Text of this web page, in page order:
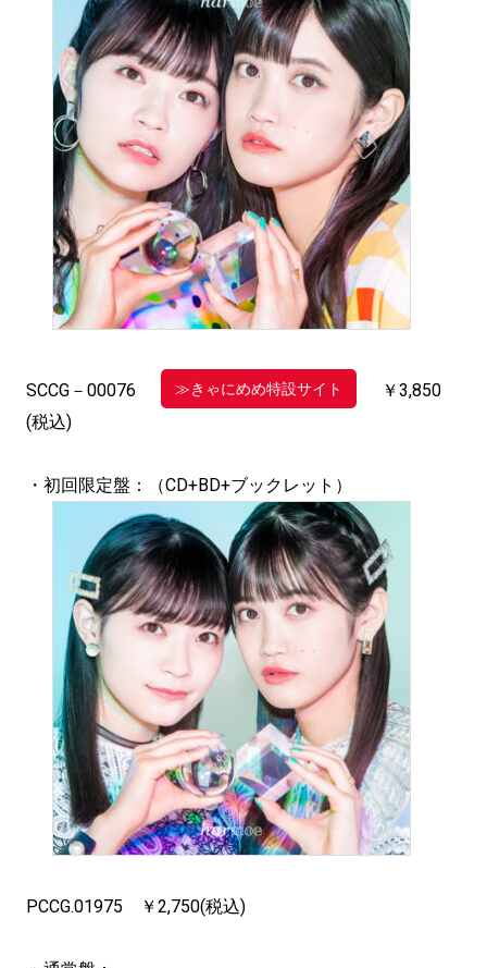
SCCG－00076 ≫きゃにめめ特設サイト
￥3,850
(税込)
・初回限定盤：（CD+BD+ブックレット）
PCCG.01975 ￥2,750(税込)